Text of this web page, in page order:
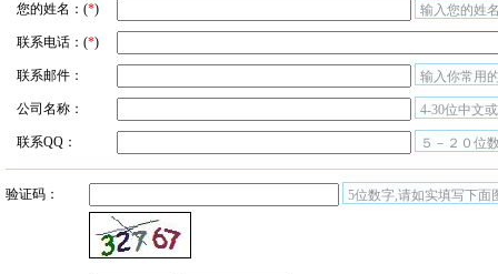
您的姓名：(*) 输入您的姓
联系电话：(*)
联系邮件： 输入你常用
公司名称： 4-30位中文
联系QQ： ５－２０位
验证码： 5位数字,请如实填写下面